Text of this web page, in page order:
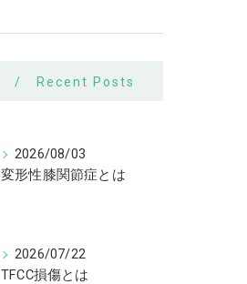
Recent Posts
2026/08/03
変形性膝関節症とは
2026/07/22
TFCC損傷とは